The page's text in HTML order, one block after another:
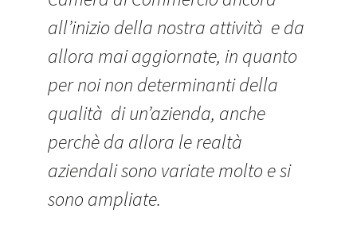
all’inizio della nostra attività e da
allora mai aggiornate, in quanto
per noi non determinanti della
qualità di un’azienda, anche
perchè da allora le realtà
aziendali sono variate molto e si
sono ampliate.